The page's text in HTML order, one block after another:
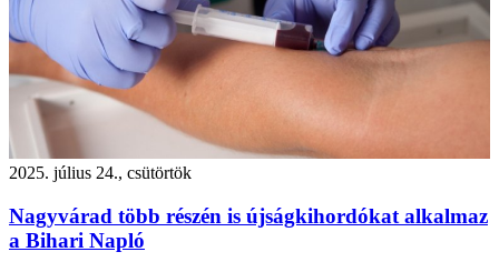
2025. július 24., csütörtök
Nagyvárad több részén is újságkihordókat alkalmaz
a Bihari Napló